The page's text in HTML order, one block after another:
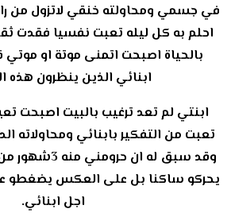
في جسمي ومحاولته خنقي لاتزول من
احلم به كل ليله تعبت نفسيا فقدت
بالحياة اصبحت اتمنى موتة او
ابنائي الذين ينظرون هذه
ابنتي لم تعد ترغيب بالبيت اصبحت
تعبت من التفكير بابنائي ومحاولاته
وقد سبق له ان
يحركو ساكنا بل على العكس يضغطو
اجل ابنائي.